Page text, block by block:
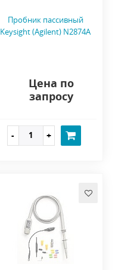
Пробник пассивный
Keysight (Agilent) N2874A
Цена по
запросу